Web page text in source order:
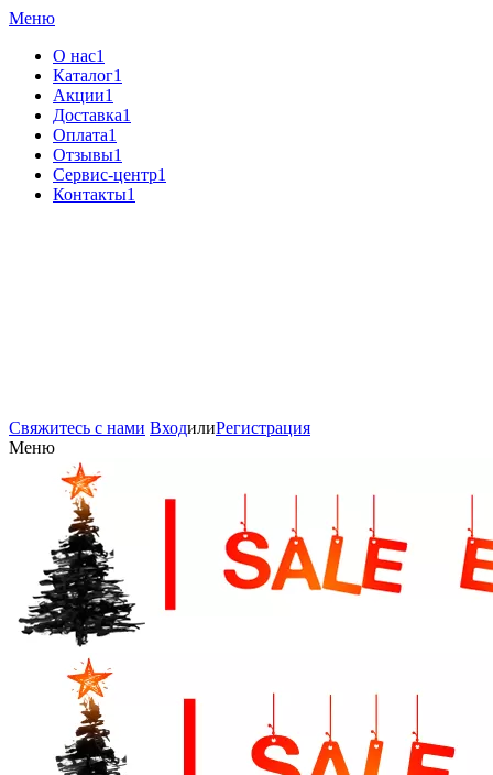
Меню
О нас1
Каталог1
Акции1
Доставка1
Оплата1
Отзывы1
Сервис-центр1
Контакты1
Свяжитесь с нами ВходилиРегистрация
Меню